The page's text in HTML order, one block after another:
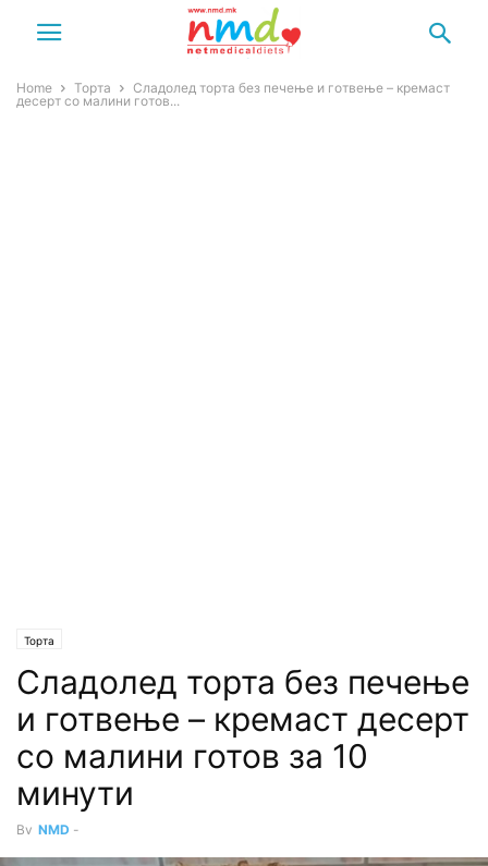
Home Торта
Сладолед торта без печење и готвење – кремаст
десерт со малини готов...
Торта
Сладолед торта без печење
и готвење – кремаст десерт
со малини готов за 10
минути
By NMD -